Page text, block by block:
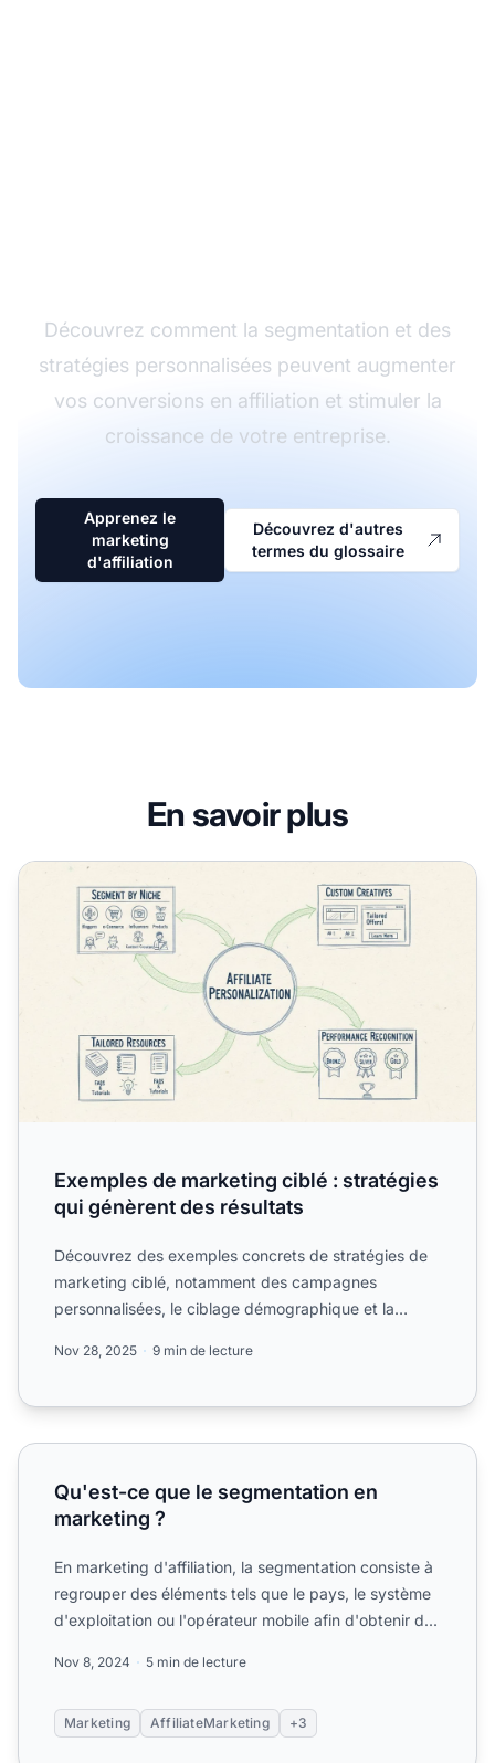
Découvrez comment la segmentation et des
stratégies personnalisées peuvent augmenter
vos conversions en affiliation et stimuler la
croissance de votre entreprise.
Apprenez le
marketing
d'affiliation
Découvrez d'autres
termes du glossaire
En savoir plus
Exemples de marketing ciblé : stratégies qui génèrent
Exemples de marketing ciblé : stratégies
qui génèrent des résultats
Découvrez des exemples concrets de stratégies de
marketing ciblé, notamment des campagnes
personnalisées, le ciblage démographique et la
Nov 28, 2025 9 min de lecture
Qu'est-ce que le segmentation en marketing ?
Qu'est-ce que le segmentation en
marketing ?
En marketing d'affiliation, la segmentation consiste à
regrouper des éléments tels que le pays, le système
d'exploitation ou l'opérateur mobile afin d'obtenir d...
Nov 8, 2024 5 min de lecture
Marketing AffiliateMarketing +3